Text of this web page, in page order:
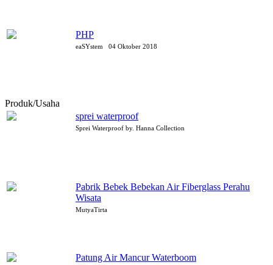
PHP
eaSYstem 04 Oktober 2018
Produk/Usaha
sprei waterproof
Sprei Waterproof by. Hanna Collection
Pabrik Bebek Bebekan Air Fiberglass Perahu
Wisata
MutyaTirta
Patung Air Mancur Waterboom